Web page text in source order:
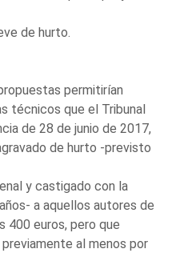
de hurto.
permitirían
técnicos que el Tribunal
de 28 de junio de 2017,
de hurto -previsto
y castigado con la
a aquellos autores de
400 euros, pero que
al menos por